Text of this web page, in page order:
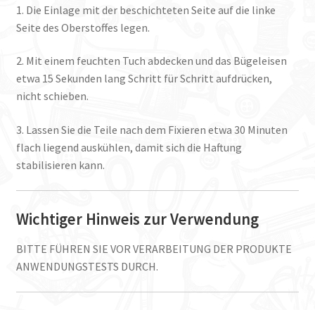
1. Die Einlage mit der beschichteten Seite auf die linke
Seite des Oberstoffes legen.
2. Mit einem feuchten Tuch abdecken und das Bügeleisen
etwa 15 Sekunden lang Schritt für Schritt aufdrücken,
nicht schieben.
3. Lassen Sie die Teile nach dem Fixieren etwa 30 Minuten
flach liegend auskühlen, damit sich die Haftung
stabilisieren kann.
Wichtiger Hinweis zur Verwendung
BITTE FÜHREN SIE VOR VERARBEITUNG DER PRODUKTE
ANWENDUNGSTESTS DURCH.